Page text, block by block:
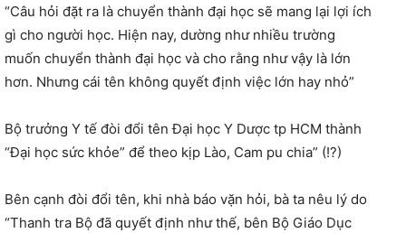
“Câu hỏi đặt ra là chuyển thành đại học sẽ mang lại lợi ích
gì cho người học. Hiện nay, dường như nhiều trường
muốn chuyển thành đại học và cho rằng như vậy là lớn
hơn. Nhưng cái tên không quyết định việc lớn hay nhỏ”
Bộ trưởng Y tế đòi đổi tên Đại học Y Dược tp HCM thành
“Đại học sức khỏe” để theo kịp Lào, Cam pu chia” (!?)
Bên cạnh đòi đổi tên, khi nhà báo vặn hỏi, bà ta nêu lý do
“Thanh tra Bộ đã quyết định như thế, bên Bộ Giáo Dục